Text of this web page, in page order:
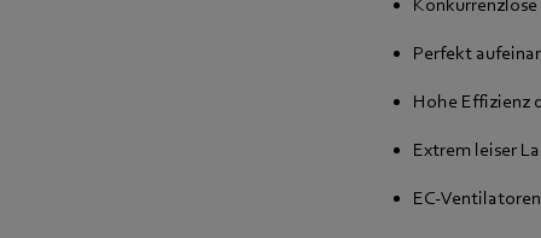
Perfekt
Hohe Effizienz
Extrem leiser
EC-